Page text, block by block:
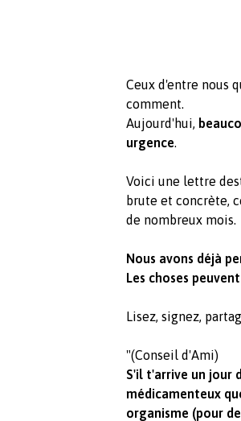
Ceux d'entre nous
comment.
Aujourd'hui,
urgence.
Voici une lettre
brute et concrète,
de nombreux mois.
Nous avons déjà
Les choses
Lisez, signez,
"(Conseil d'Ami)
S'il t'arrive un jour
médicamenteux
organisme (pour